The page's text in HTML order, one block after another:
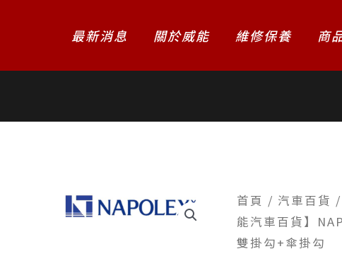
最新消息 關於威能 維修保養 商
首頁 / 汽車百貨 /
能汽車百貨】
雙掛勾+傘掛勾